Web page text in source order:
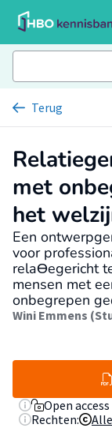
Terug
met
het
Een
voor
relaƟegericht
mensen met
onbegrepen
Wini Emmens
Open access
Rechten: